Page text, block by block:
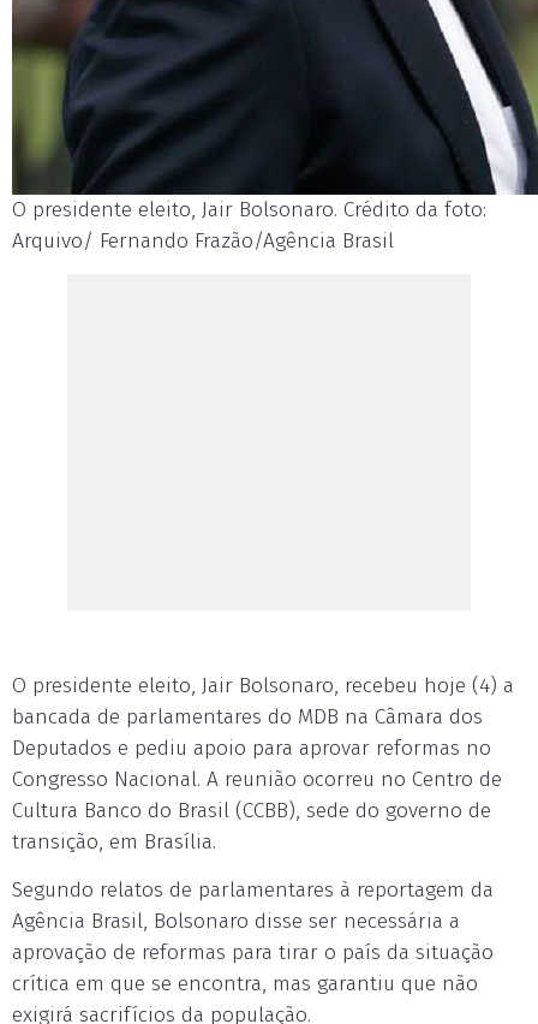
O presidente eleito, Jair Bolsonaro. Crédito da foto:
Arquivo/ Fernando Frazão/Agência Brasil
O presidente eleito, Jair Bolsonaro, recebeu hoje (4) a
bancada de parlamentares do MDB na Câmara dos
Deputados e pediu apoio para aprovar reformas no
Congresso Nacional. A reunião ocorreu no Centro de
Cultura Banco do Brasil (CCBB), sede do governo de
transição, em Brasília.
Segundo relatos de parlamentares à reportagem da
Agência Brasil, Bolsonaro disse ser necessária a
aprovação de reformas para tirar o país da situação
crítica em que se encontra, mas garantiu que não
exigirá sacrifícios da população.